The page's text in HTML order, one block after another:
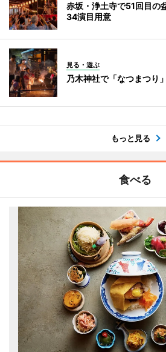
赤坂・浄土寺で51回目
34演目用意
見る・遊ぶ
乃木神社で「なつまつ
もっと見る
食べる